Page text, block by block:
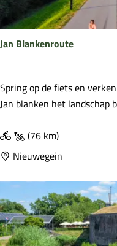
d
i
j
3
9
M
)
Jan Blankenroute
J
a
B
l
n
k
e
n
Spring op de fiets en
Jan blanken het landschap
(76 km)
Nieuwegein